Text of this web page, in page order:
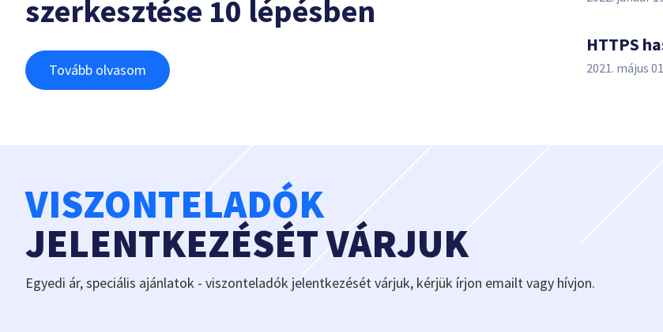
szerkesztése 10 lépésben
Tovább olvasom
HTTPS
2021. május
VISZONTELADÓK
JELENTKEZÉSÉT VÁRJUK
Egyedi ár, speciális ajánlatok - viszonteladók jelentkezését várjuk, kérjük írjon emailt vagy hívjon.